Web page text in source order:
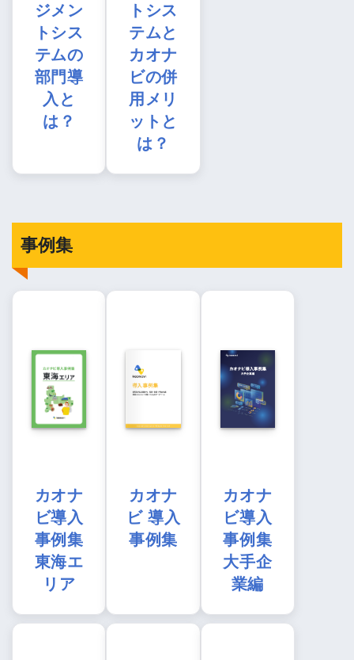
ジメン
トシス
テムの
部門導
入と
は？
トシス
テムと
カオナ
ビの併
用メリ
ットと
は？
事例集
カオナ
ビ導入
事例集
東海エ
リア
カオナ
ビ 導入
事例集
カオナ
ビ導入
事例集
大手企
業編